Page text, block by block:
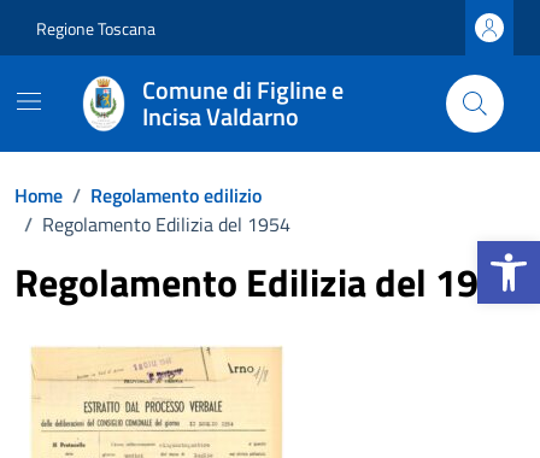
Apri la
Regione Toscana
Comune di Figline e
Incisa Valdarno
Home / Regolamento edilizio
/ Regolamento Edilizia del 1954
Regolamento Edilizia del 1954